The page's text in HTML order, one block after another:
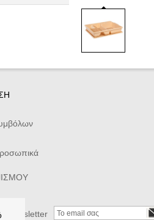
newsletter